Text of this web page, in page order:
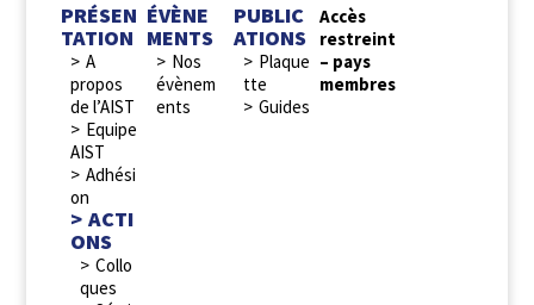
PRÉSEN
TATION
A
propos
de l’AIST
Equipe
AIST
Adhési
on
ACTI
ONS
Collo
ques
ÉVÈNE
MENTS
Nos
évènem
ents
PUBLIC
ATIONS
Plaque
tte
Guides
Accès
restreint
– pays
membres